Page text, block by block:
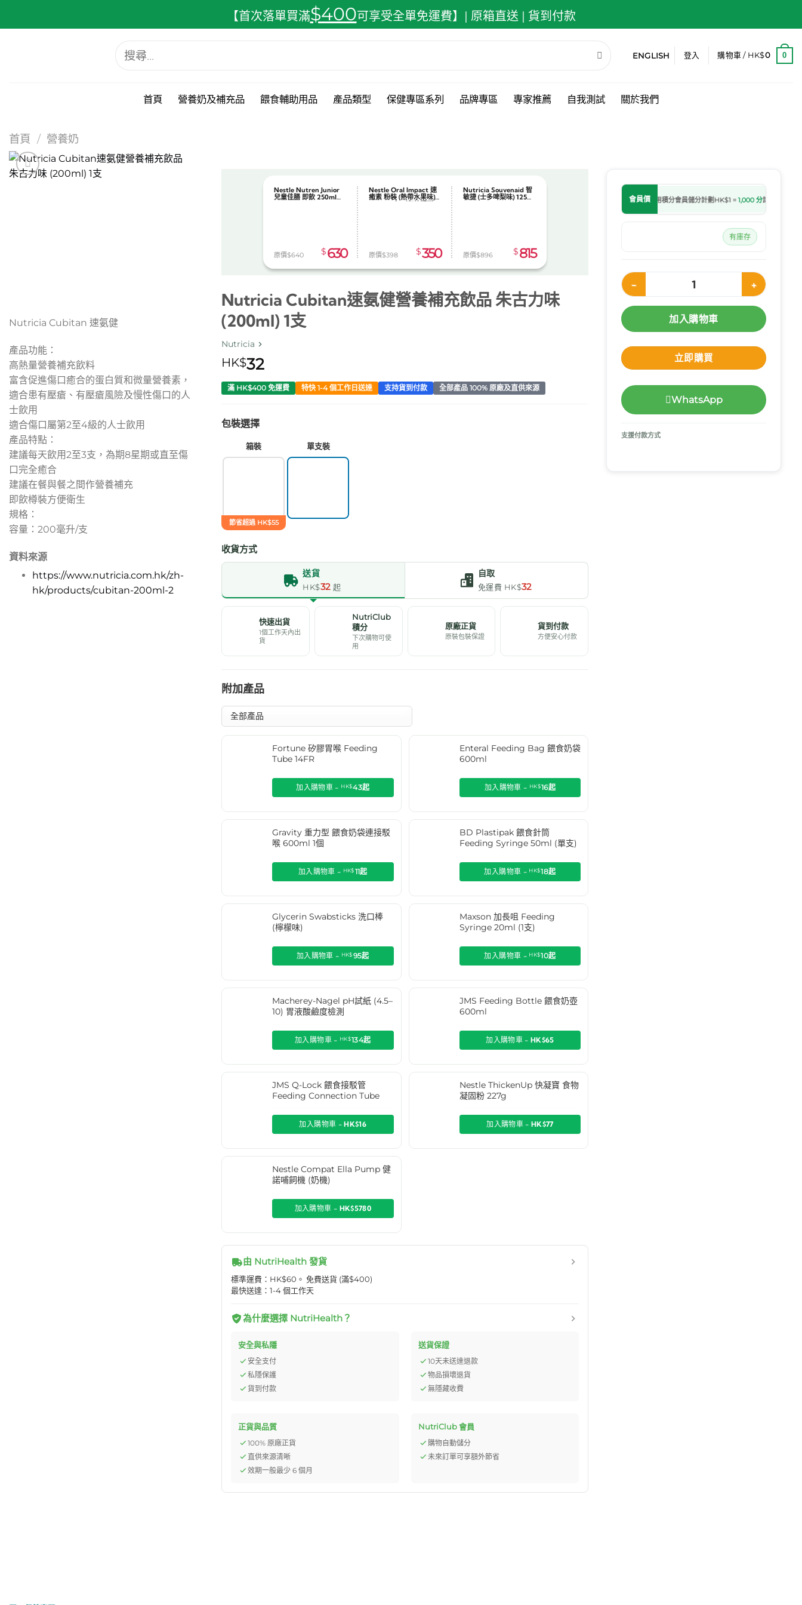
【首次落單買滿$400可享受全單免運費】| 原箱直送 | 貨到付款
ENGLISH 登入 購物車 / HK$0 0
首頁 營養奶及補充品 餵食輔助用品 產品類型 保健專區系列 品牌專區 專家推薦 自我測試 關於我們
首頁 / 營養奶
Nutricia Cubitan 速氨健
產品功能：
高熱量營養補充飲料
富含促進傷口癒合的蛋白質和微量營養素，
適合患有壓瘡、有壓瘡風險及慢性傷口的人
士飲用
適合傷口屬第2至4級的人士飲用
產品特點：
建議每天飲用2至3支，為期8星期或直至傷
口完全癒合
建議在餐與餐之間作營養補充
即飲樽裝方便衛生
規格：
容量：200毫升/支
資料來源
https://www.nutricia.com.hk/zh-
hk/products/cubitan-200ml-2
Nestle Nutren Junior
兒童佳膳 即飲 250ml
原價$640 $ 630
Nestle Oral Impact 速
癒素 粉裝 (熱帶水果味)
原價$398 $350
Nutricia Souvenaid 智
敏捷 (士多啤梨味) 125ml
原價$896 $ 815
Nutricia Cubitan速氨健營養補充飲品 朱古力味
(200ml) 1支
Nutricia
HK$32
滿 HK$400 免運費 特快 1-4 個工作日送達 支持貨到付款 全部產品 100% 原廠及直供來源
包裝選擇
箱裝
節省超過 HK$55
單支裝
收貨方式
送貨
HK$32 起
自取
免運費 HK$32
快速出貨
1個工作天內出
貨
NutriClub
積分
下次購物可使
用
原廠正貨
原裝包裝保證
貨到付款
方便安心付款
附加產品
Fortune 矽膠胃喉 Feeding
Tube 14FR
加入購物車 - HK$43起
Enteral Feeding Bag 餵食奶袋
600ml
加入購物車 - HK$16起
Gravity 重力型 餵食奶袋連接駁
喉 600ml 1個
加入購物車 - HK$11起
BD Plastipak 餵食針筒
Feeding Syringe 50ml (單支)
加入購物車 - HK$18起
Glycerin Swabsticks 洗口棒
(檸檬味)
加入購物車 - HK$95起
Maxson 加長咀 Feeding
Syringe 20ml (1支)
加入購物車 - HK$10起
Macherey-Nagel pH試紙 (4.5–
10) 胃液酸鹼度檢測
加入購物車 - HK$134起
JMS Feeding Bottle 餵食奶壺
600ml
加入購物車 -HK$65
JMS Q-Lock 餵食接駁管
Feeding Connection Tube
加入購物車 -HK$16
Nestle ThickenUp 快凝寶 食物
凝固粉 227g
加入購物車 -HK$77
Nestle Compat Ella Pump 健
諾哺飼機 (奶機)
加入購物車 - HK$5780
由 NutriHealth 發貨
標準運費：HK$60。 免費送貨 (滿$400)
最快送達：1-4 個工作天
為什麼選擇 NutriHealth？
安全與私隱
安全支付
私隱保護
貨到付款
送貨保證
10天未送達退款
物品損壞退貨
無隱藏收費
正貨與品質
100% 原廠正貨
直供來源清晰
效期一般最少 6 個月
NutriClub 會員
購物自動儲分
未來訂單可享額外節省
會員價
會員儲分計劃 HK$1 =1,000 分訂單轉為處理中後自動入分 HK$650可用積分會員儲分計劃HK$1 =1,000 分訂單轉為處理中
有庫存
Nutricia Cubitan速氨健營養補充飲品 朱古力
加入購物車
立即購買
WhatsApp
支援付款方式